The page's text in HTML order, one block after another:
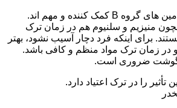
از میان ویتامین ها، ویتامین های گروه B کمک کننده و مهم اند.
منیزیم و سلنیوم هم در زمان ترک
برای اینکه فرد دچار آسیب نشود، بهتر
در زمان ترک مواد منظم و کافی باشد.
گوشت ضروری است.
تأثیر را در ترک اعتیاد دارد.